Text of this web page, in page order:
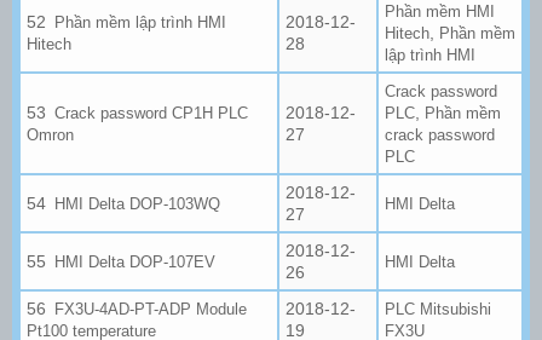
Phần mềm lập trình HMI
Hitech
2018-12-
28
Phần mềm HMI
Hitech
Phần mềm
lập trình HMI
Crack password CP1H PLC
Omron
2018-12-
27
Crack password
PLC
Phần mềm
crack password
PLC
HMI Delta DOP-103WQ
2018-12-
27
HMI Delta
HMI Delta DOP-107EV
2018-12-
26
HMI Delta
FX3U-4AD-PT-ADP Module
Pt100 temperature
2018-12-
19
PLC Mitsubishi
FX3U